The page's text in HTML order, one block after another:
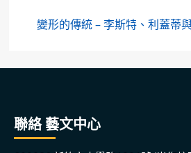
變形的傳統 – 李斯特、利蓋蒂
聯絡 藝文中心